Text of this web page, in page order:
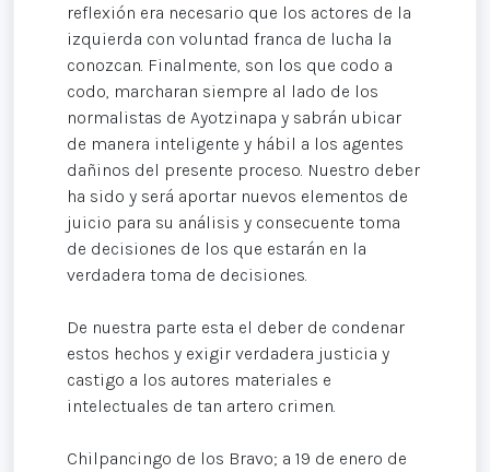
reflexión era necesario que los actores de la
izquierda con voluntad franca de lucha la
conozcan. Finalmente, son los que codo a
codo, marcharan siempre al lado de los
normalistas de Ayotzinapa y sabrán ubicar
de manera inteligente y hábil a los agentes
dañinos del presente proceso. Nuestro deber
ha sido y será aportar nuevos elementos de
juicio para su análisis y consecuente toma
de decisiones de los que estarán en la
verdadera toma de decisiones.
De nuestra parte esta el deber de condenar
estos hechos y exigir verdadera justicia y
castigo a los autores materiales e
intelectuales de tan artero crimen.
Chilpancingo de los Bravo; a 19 de enero de